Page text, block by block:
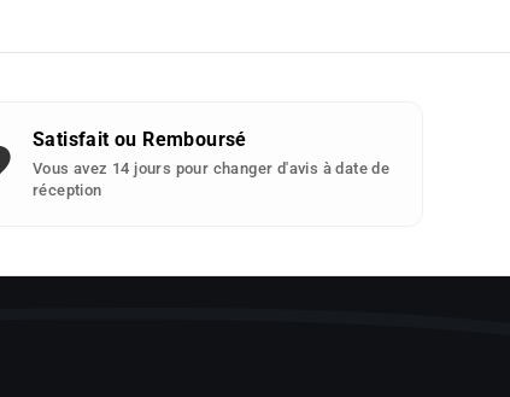
Satisfait ou Remboursé
Vous avez 14 jours pour changer d'avis à date de
réception